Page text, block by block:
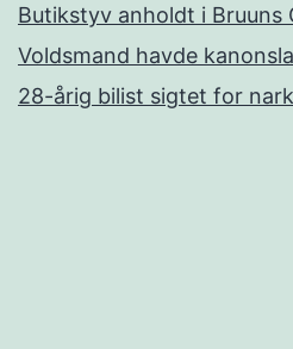
Butikstyv anholdt i Bruuns
Voldsmand havde
28-årig bilist sigtet for